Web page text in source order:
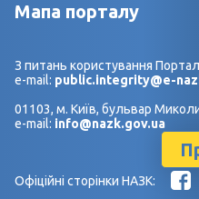
Мапа порталу
З питань користування
e-mail: public.integrity@e-
01103, м. Київ, бульвар
e-mail: info@nazk.gov.ua
Офіційні сторінки НАЗК: